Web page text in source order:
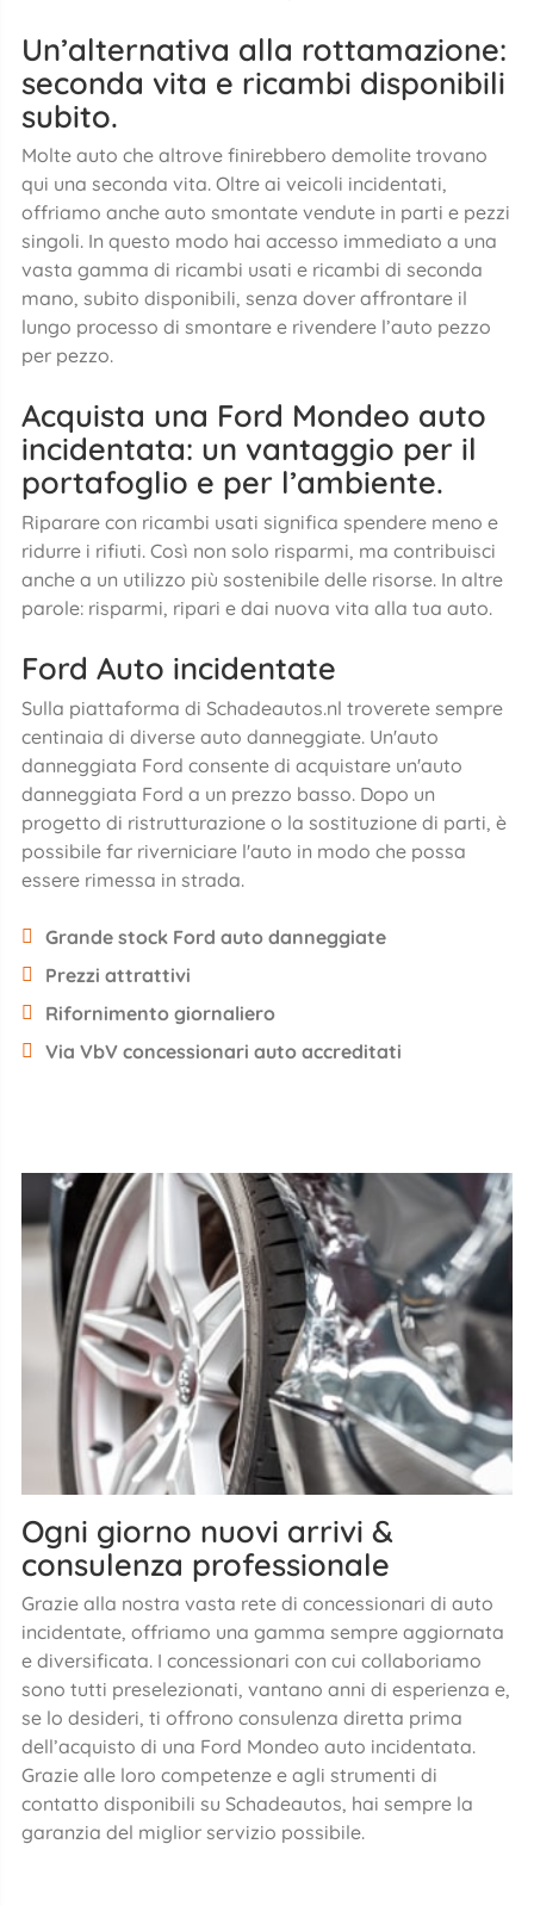
Un’alternativa alla rottamazione:
seconda vita e ricambi disponibili
subito.
Molte auto che altrove finirebbero demolite trovano
qui una seconda vita. Oltre ai veicoli incidentati,
offriamo anche auto smontate vendute in parti e pezzi
singoli. In questo modo hai accesso immediato a una
vasta gamma di ricambi usati e ricambi di seconda
mano, subito disponibili, senza dover affrontare il
lungo processo di smontare e rivendere l’auto pezzo
per pezzo.
Acquista una Ford Mondeo auto
incidentata: un vantaggio per il
portafoglio e per l’ambiente.
Riparare con ricambi usati significa spendere meno e
ridurre i rifiuti. Così non solo risparmi, ma contribuisci
anche a un utilizzo più sostenibile delle risorse. In altre
parole: risparmi, ripari e dai nuova vita alla tua auto.
Ford Auto incidentate
Sulla piattaforma di Schadeautos.nl troverete sempre
centinaia di diverse auto danneggiate. Un'auto
danneggiata Ford consente di acquistare un'auto
danneggiata Ford a un prezzo basso. Dopo un
progetto di ristrutturazione o la sostituzione di parti, è
possibile far riverniciare l'auto in modo che possa
essere rimessa in strada.
Grande stock Ford auto danneggiate
Prezzi attrattivi
Rifornimento giornaliero
Via VbV concessionari auto accreditati
Ogni giorno nuovi arrivi &
consulenza professionale
Grazie alla nostra vasta rete di concessionari di auto
incidentate, offriamo una gamma sempre aggiornata
e diversificata. I concessionari con cui collaboriamo
sono tutti preselezionati, vantano anni di esperienza e,
se lo desideri, ti offrono consulenza diretta prima
dell’acquisto di una Ford Mondeo auto incidentata.
Grazie alle loro competenze e agli strumenti di
contatto disponibili su Schadeautos, hai sempre la
garanzia del miglior servizio possibile.